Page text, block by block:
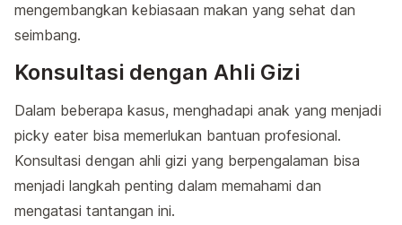
mengembangkan kebiasaan makan yang sehat dan
seimbang.
Konsultasi dengan Ahli Gizi
Dalam beberapa kasus, menghadapi anak yang menjadi
picky eater bisa memerlukan bantuan profesional.
Konsultasi dengan ahli gizi yang berpengalaman bisa
menjadi langkah penting dalam memahami dan
mengatasi tantangan ini.